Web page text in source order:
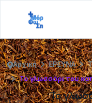
Το
Αρχική ΕΡΕΥΝΑ
Το γλωσσάρι του